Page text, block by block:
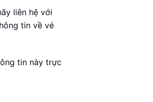
liên hệ với
tin về vé
tin này trực